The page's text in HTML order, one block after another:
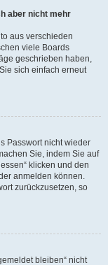
aber nicht mehr
aus verschieden
viele Boards
geschrieben haben,
sich einfach erneut
Passwort nicht wieder
Sie, indem Sie auf
klicken und den
anmelden können.
zurückzusetzen, so
bleiben“ nicht